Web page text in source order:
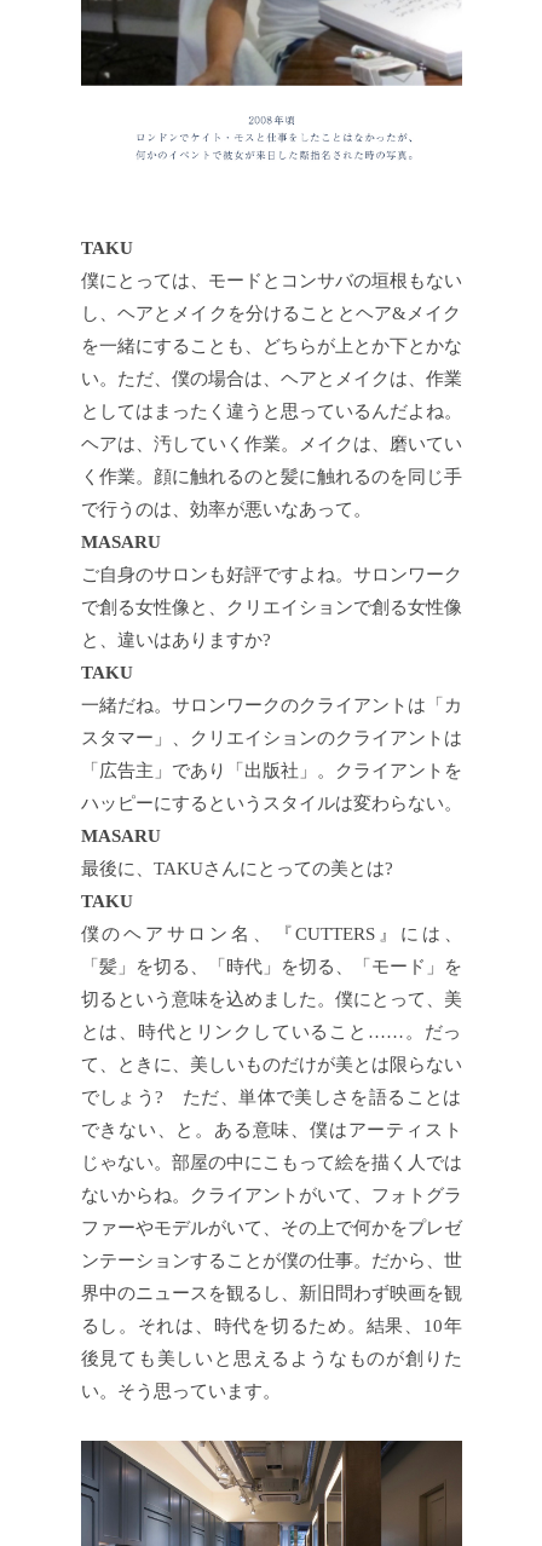
TAKU
僕にとっては、モードとコンサバの垣根もない
し、ヘアとメイクを分けることとヘア&メイク
を一緒にすることも、どちらが上とか下とかな
い。ただ、僕の場合は、ヘアとメイクは、作業
としてはまったく違うと思っているんだよね。
ヘアは、汚していく作業。メイクは、磨いてい
く作業。顔に触れるのと髪に触れるのを同じ手
で行うのは、効率が悪いなあって。
MASARU
ご自身のサロンも好評ですよね。サロンワーク
で創る女性像と、クリエイションで創る女性像
と、違いはありますか?
TAKU
一緒だね。サロンワークのクライアントは「カ
スタマー」、クリエイションのクライアントは
「広告主」であり「出版社」。クライアントを
ハッピーにするというスタイルは変わらない。
MASARU
最後に、TAKUさんにとっての美とは?
TAKU
僕のヘアサロン名、『CUTTERS』には、
「髪」を切る、「時代」を切る、「モード」を
切るという意味を込めました。僕にとって、美
とは、時代とリンクしていること……。だっ
て、ときに、美しいものだけが美とは限らない
でしょう? ただ、単体で美しさを語ることは
できない、と。ある意味、僕はアーティスト
じゃない。部屋の中にこもって絵を描く人では
ないからね。クライアントがいて、フォトグラ
ファーやモデルがいて、その上で何かをプレゼ
ンテーションすることが僕の仕事。だから、世
界中のニュースを観るし、新旧問わず映画を観
るし。それは、時代を切るため。結果、10年
後見ても美しいと思えるようなものが創りた
い。そう思っています。